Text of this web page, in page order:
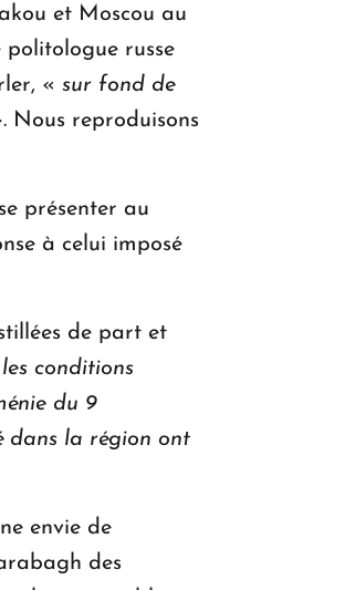
et Moscou au
russe
« sur fond de
Nous reproduisons
présenter au
à celui imposé
de part et
les conditions
du 9
dans la région ont
envie de
des